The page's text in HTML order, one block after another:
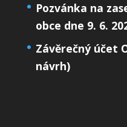
Pozvánka na
obce dne 9. 6.
Závěrečný účet
návrh)